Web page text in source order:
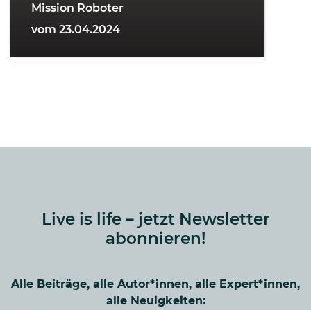
Mission Roboter
vom 23.04.2024
Live is life – jetzt Newsletter
abonnieren!
Alle Beiträge, alle Autor*innen, alle Expert*innen,
alle Neuigkeiten: